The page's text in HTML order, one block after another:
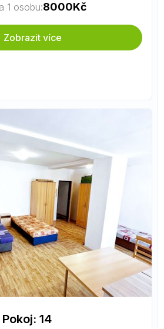
1 osobu:8000Kč
Zobrazit více
14